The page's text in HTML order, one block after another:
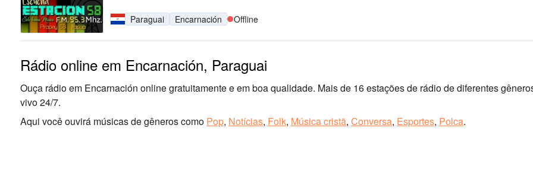
Paraguai Encarnación Offline
Rádio online em Encarnación, Paraguai
Ouça rádio em Encarnación online gratuitamente e em boa qualidade. Mais de 16 estações de rádio de diferentes
vivo 24/7.
Aqui você ouvirá músicas de gêneros como Pop, Notícias, Folk, Música cristã, Conversa, Esportes, Polca.